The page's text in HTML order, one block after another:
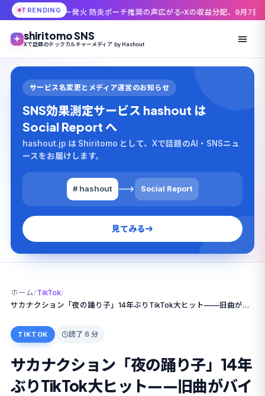
TRENDING
発火 防炎ポーチ推奨の声広がる Xの収益分配、9月7日で幕引き——新プ
shiritomo SNS
Xで話題のテックカルチャーメディア by Hashout
サービス名変更とメディア運営のお知らせ
SNS効果測定サービス hashout は
Social Report へ
hashout.jp は Shiritomo として、Xで話題のAI・SNSニュ
ースをお届けします。
# hashout Social Report
見てみる
ホーム /TikTok/
サカナクション「夜の踊り子」14年ぶりTikTok大ヒット——旧曲がバイラルになるメカニズムを解剖
TIKTOK 読了 6 分
サカナクション「夜の踊り子」14年
ぶりTikTok大ヒット——旧曲がバイ